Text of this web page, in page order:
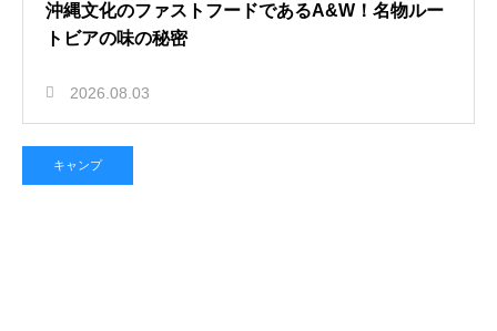
沖縄文化のファストフードであるA&W！名物ルー
トビアの味の秘密
2026.08.03
キャンプ